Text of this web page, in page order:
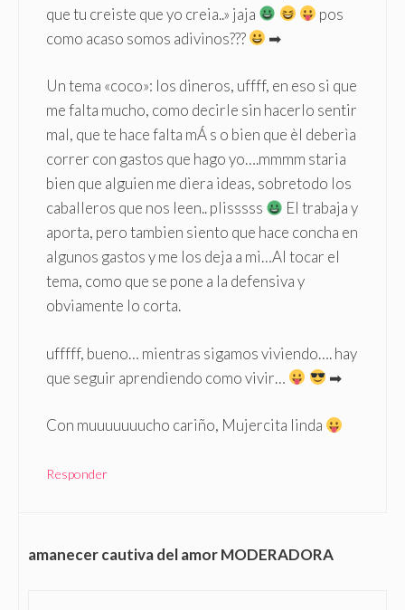
que tu creiste que yo creia..» jaja
pos
como acaso somos adivinos???
➡
Un tema «coco»: los dineros, uffff, en eso si que
me falta mucho, como decirle sin hacerlo sentir
mal, que te hace falta mÁ s o bien que èl deberìa
correr con gastos que hago yo….mmmm staria
bien que alguien me diera ideas, sobretodo los
caballeros que nos leen.. plisssss
El trabaja y
aporta, pero tambien siento que hace concha en
algunos gastos y me los deja a mi…Al tocar el
tema, como que se pone a la defensiva y
obviamente lo corta.
ufffff, bueno… mientras sigamos viviendo…. hay
que seguir aprendiendo como vivir…
➡
Con muuuuuuucho cariño, Mujercita linda
Responder
amanecer cautiva del amor MODERADORA